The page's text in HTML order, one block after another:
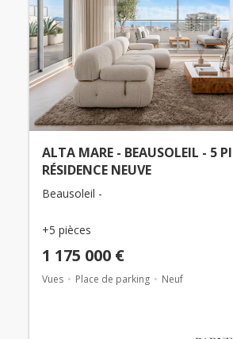
ALTA MARE - BEAUSOLEIL - 5
RÉSIDENCE NEUVE
Beausoleil -
+5 pièces
1 175 000 €
Vues Place de parking Neuf